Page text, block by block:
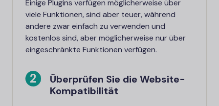
Einige Plugins verfügen möglicherweise über
viele Funktionen, sind aber teuer, während
andere zwar einfach zu verwenden und
kostenlos sind, aber möglicherweise nur über
eingeschränkte Funktionen verfügen.
Überprüfen Sie die Website-
Kompatibilität